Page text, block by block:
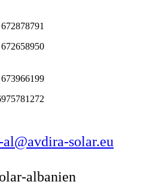
al@avdira-solar.eu
albanien